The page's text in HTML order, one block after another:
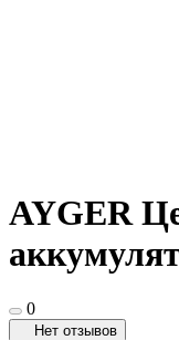
AYGER
0
Нет отзывов